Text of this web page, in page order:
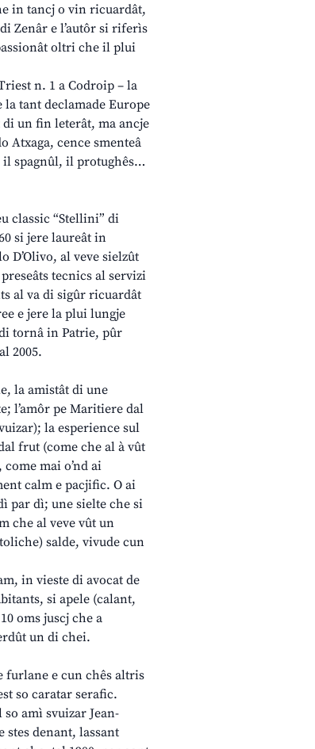
in tancj o vin ricuardât,
Zenâr e l’autôr si riferìs
oltri che il plui
n. 1 a Codroip – la
tant declamade Europe
un fin leterât, ma ancje
Atxaga, cence smenteâ
il spagnûl, il protughês…
classic “Stellini” di
si jere laureât in
al veve sielzût
tecnics al servizi
al va di sigûr ricuardât
e jere la plui lungje
tornâ in Patrie, pûr
2005.
la amistât di une
l’amôr pe Maritiere dal
la esperience sul
frut (come che al à vût
mai o’nd ai
calm e pacjific. O ai
par dì; une sielte che si
che al veve vût un
salde, vivude cun
in vieste di avocat de
si apele (calant,
oms juscj che a
un di chei.
furlane e cun chês altris
so caratar serafic.
amì svuizar Jean-
stes denant, lassant